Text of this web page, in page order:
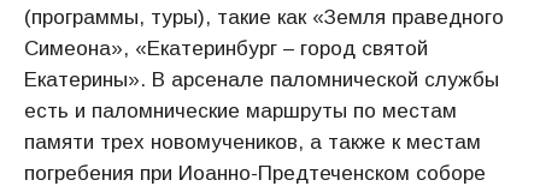
(программы, туры), такие как «Земля праведного
Симеона», «Екатеринбург – город святой
Екатерины». В арсенале паломнической службы
есть и паломнические маршруты по местам
памяти трех новомучеников, а также к местам
погребения при Иоанно-Предтеченском соборе